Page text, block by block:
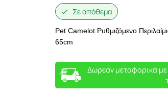
Σε απόθεμα
Pet Camelot Ρυθμιζόμενο
65cm
Δωρεάν μεταφορικά με